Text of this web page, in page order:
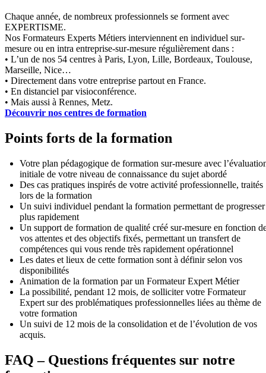
Chaque année, de nombreux professionnels se forment avec
EXPERTISME.
Nos Formateurs Experts Métiers interviennent en individuel sur-
mesure ou en intra entreprise-sur-mesure régulièrement dans :
• L’un de nos 54 centres à Paris, Lyon, Lille, Bordeaux, Toulouse,
Marseille, Nice…
• Directement dans votre entreprise partout en France.
• En distanciel par visioconférence.
• Mais aussi à Rennes, Metz.
Découvrir nos centres de formation
Points forts de la formation
Votre plan pédagogique de formation sur-mesure avec
initiale de votre niveau de connaissance du sujet abordé
Des cas pratiques inspirés de votre activité professionnelle, traités
lors de la formation
Un suivi individuel pendant la formation permettant de progresser
plus rapidement
Un support de formation de qualité créé sur-mesure en fonction
vos attentes et des objectifs fixés, permettant un transfert de
compétences qui vous rende très rapidement opérationnel
Les dates et lieux de cette formation sont à définir selon vos
disponibilités
Animation de la formation par un Formateur Expert Métier
La possibilité, pendant 12 mois, de solliciter votre Formateur
Expert sur des problématiques professionnelles liées au thème de
votre formation
Un suivi de 12 mois de la consolidation et de l’évolution de vos
acquis.
FAQ – Questions fréquentes sur notre